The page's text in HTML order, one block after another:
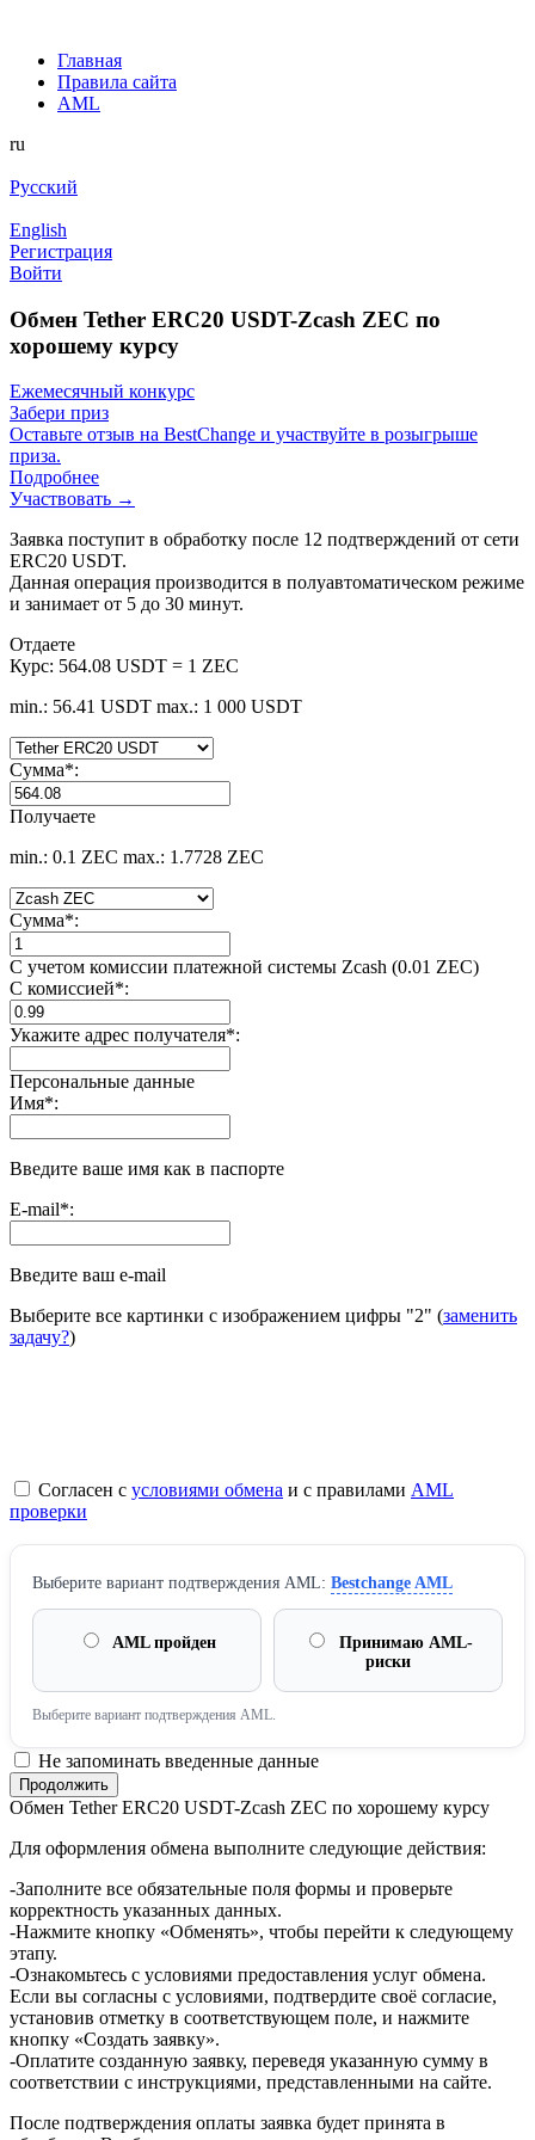
Главная
Правила сайта
AML
ru
Русский
English
Регистрация
Войти
Обмен Tether ERC20 USDT-Zcash ZEC по
хорошему курсу
Ежемесячный конкурс
Забери приз
Оставьте отзыв на BestChange и участвуйте в розыгрыше
приза.
Подробнее
Участвовать →
Заявка поступит в обработку после 12 подтверждений от сети
ERC20 USDT.
Данная операция производится в полуавтоматическом режиме
и занимает от 5 до 30 минут.
Отдаете
Курс: 564.08 USDT = 1 ZEC
min.: 56.41 USDT max.: 1 000 USDT
Сумма*:
Получаете
min.: 0.1 ZEC max.: 1.7728 ZEC
Сумма*:
С учетом комиссии платежной системы Zcash (0.01 ZEC)
С комиссией*:
Укажите адрес получателя*:
Персональные данные
Имя*:
Введите ваше имя как в паспорте
E-mail*:
Введите ваш e-mail
Выберите все картинки с изображением цифры "2" (заменить
задачу?)
Согласен с условиями обмена и с правилами AML
проверки
Выберите вариант подтверждения AML: Bestchange AML
AML пройден
Принимаю AML-
риски
Выберите вариант подтверждения AML.
Не запоминать введенные данные
Обмен Tether ERC20 USDT-Zcash ZEC по хорошему курсу
Для оформления обмена выполните следующие действия:
-Заполните все обязательные поля формы и проверьте
корректность указанных данных.
-Нажмите кнопку «Обменять», чтобы перейти к следующему
этапу.
-Ознакомьтесь с условиями предоставления услуг обмена.
Если вы согласны с условиями, подтвердите своё согласие,
установив отметку в соответствующем поле, и нажмите
кнопку «Создать заявку».
-Оплатите созданную заявку, переведя указанную сумму в
соответствии с инструкциями, представленными на сайте.
После подтверждения оплаты заявка будет принята в